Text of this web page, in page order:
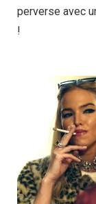
perverse avec
!